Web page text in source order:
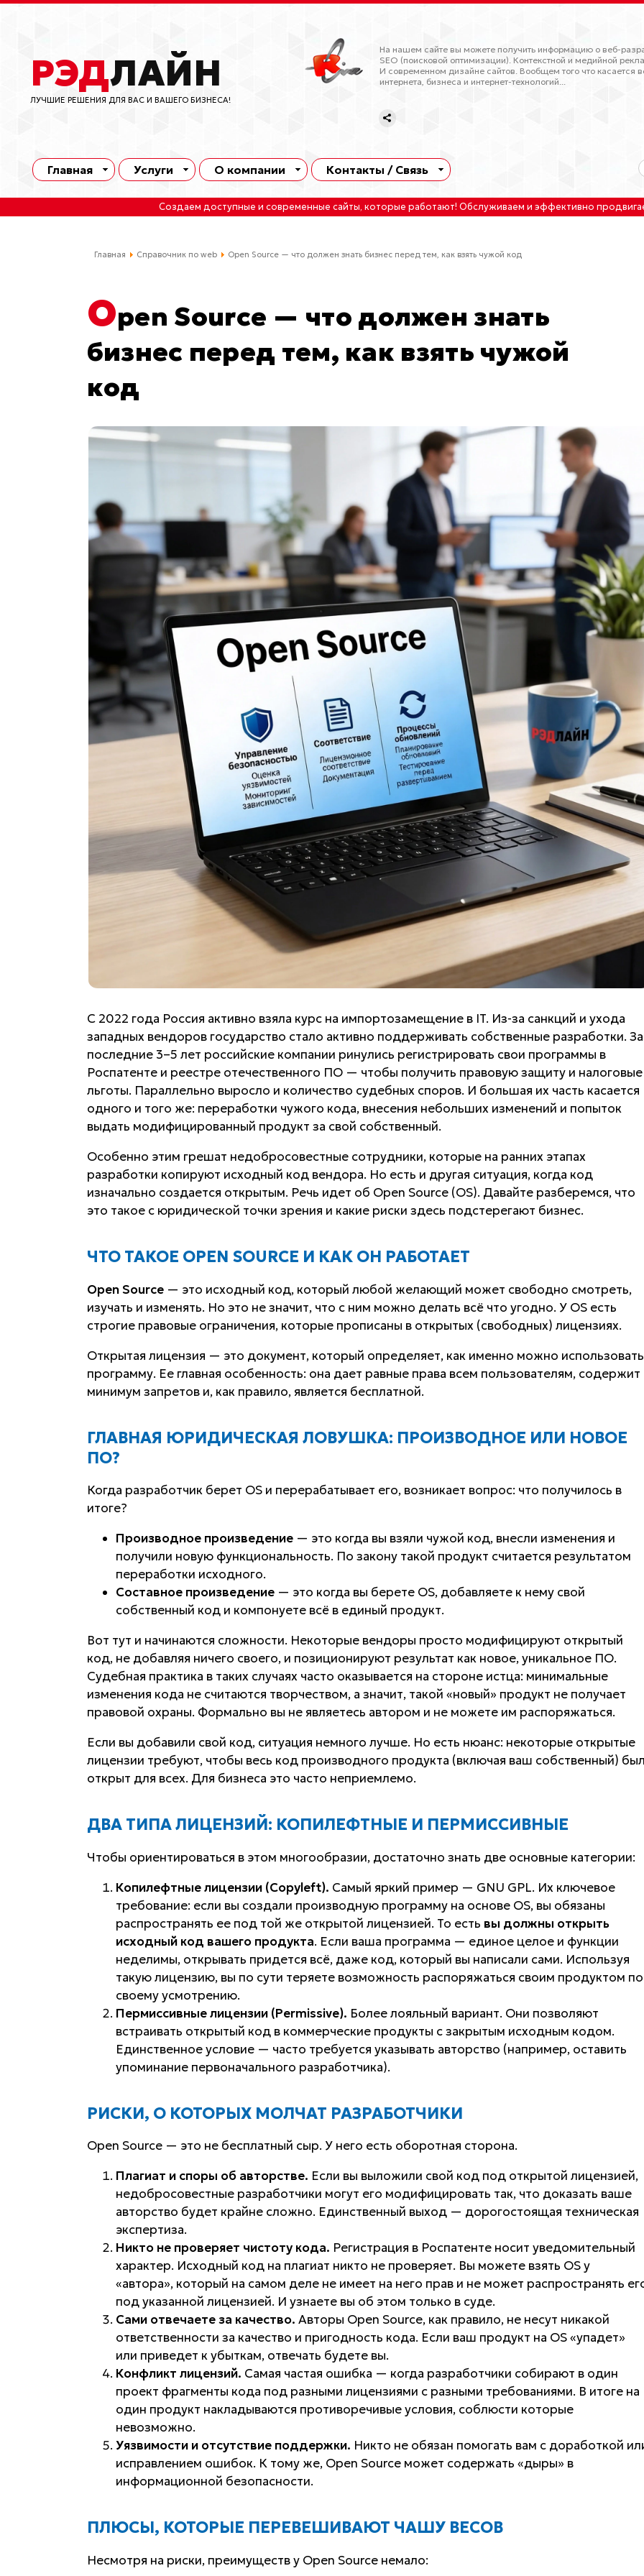
РЭДЛАЙН
ЛУЧШИЕ РЕШЕНИЯ ДЛЯ ВАС И ВАШЕГО БИЗНЕСА!
На нашем сайте вы можете получить информацию о веб-
SEO (поисковой оптимизации). Контекстной и медийной
И современном дизайне сайтов. Вообщем того что касается
интернета, бизнеса и интернет-технологий...
Главная Услуги О компании Контакты / Связь
Создаем доступные и современные сайты, которые работают! Обслуживаем и эффективно
Главная Справочник по web Open Source — что должен знать бизнес перед тем, как взять чужой код
Open Source — что должен знать
бизнес перед тем, как взять чужой
код
С 2022 года Россия активно взяла курс на импортозамещение в IT. Из-за санкций и ухода
западных вендоров государство стало активно поддерживать собственные разработки. За
последние 3–5 лет российские компании ринулись регистрировать свои программы в
Роспатенте и реестре отечественного ПО — чтобы получить правовую защиту и налоговые
льготы. Параллельно выросло и количество судебных споров. И большая их часть касается
одного и того же: переработки чужого кода, внесения небольших изменений и попыток
выдать модифицированный продукт за свой собственный.
Особенно этим грешат недобросовестные сотрудники, которые на ранних этапах
разработки копируют исходный код вендора. Но есть и другая ситуация, когда код
изначально создается открытым. Речь идет об Open Source (OS). Давайте разберемся, что
это такое с юридической точки зрения и какие риски здесь подстерегают бизнес.
ЧТО ТАКОЕ OPEN SOURCE И КАК ОН РАБОТАЕТ
Open Source— это исходный код, который любой желающий может свободно смотреть,
изучать и изменять. Но это не значит, что с ним можно делать всё что угодно. У OS есть
строгие правовые ограничения, которые прописаны в открытых (свободных) лицензиях.
Открытая лицензия — это документ, который определяет, как именно можно использовать
программу. Ее главная особенность: она дает равные права всем пользователям, содержит
минимум запретов и, как правило, является бесплатной.
ГЛАВНАЯ ЮРИДИЧЕСКАЯ ЛОВУШКА: ПРОИЗВОДНОЕ ИЛИ НОВОЕ
ПО?
Когда разработчик берет OS и перерабатывает его, возникает вопрос: что получилось в
итоге?
Производное произведение— это когда вы взяли чужой код, внесли изменения и
получили новую функциональность. По закону такой продукт считается результатом
переработки исходного.
Составное произведение— это когда вы берете OS, добавляете к нему свой
собственный код и компонуете всё в единый продукт.
Вот тут и начинаются сложности. Некоторые вендоры просто модифицируют открытый
код, не добавляя ничего своего, и позиционируют результат как новое, уникальное ПО.
Судебная практика в таких случаях часто оказывается на стороне истца: минимальные
изменения кода не считаются творчеством, а значит, такой «новый» продукт не получает
правовой охраны. Формально вы не являетесь автором и не можете им распоряжаться.
Если вы добавили свой код, ситуация немного лучше. Но есть нюанс: некоторые открытые
лицензии требуют, чтобы весь код производного продукта (включая ваш собственный)
открыт для всех. Для бизнеса это часто неприемлемо.
ДВА ТИПА ЛИЦЕНЗИЙ: КОПИЛЕФТНЫЕ И ПЕРМИССИВНЫЕ
Чтобы ориентироваться в этом многообразии, достаточно знать две основные категории:
Копилефтные лицензии (Copyleft). Самый яркий пример — GNU GPL. Их ключевое
требование: если вы создали производную программу на основе OS, вы обязаны
распространять ее под той же открытой лицензией. То есть вы должны открыть
исходный код вашего продукта. Если ваша программа — единое целое и функции
неделимы, открывать придется всё, даже код, который вы написали сами. Используя
такую лицензию, вы по сути теряете возможность распоряжаться своим продуктом по
своему усмотрению.
Пермиссивные лицензии (Permissive). Более лояльный вариант. Они позволяют
встраивать открытый код в коммерческие продукты с закрытым исходным кодом.
Единственное условие — часто требуется указывать авторство (например, оставить
упоминание первоначального разработчика).
РИСКИ, О КОТОРЫХ МОЛЧАТ РАЗРАБОТЧИКИ
Open Source — это не бесплатный сыр. У него есть оборотная сторона.
Плагиат и споры об авторстве. Если вы выложили свой код под открытой лицензией,
недобросовестные разработчики могут его модифицировать так, что доказать ваше
авторство будет крайне сложно. Единственный выход — дорогостоящая техническая
экспертиза.
Никто не проверяет чистоту кода. Регистрация в Роспатенте носит уведомительный
характер. Исходный код на плагиат никто не проверяет. Вы можете взять OS у
«автора», который на самом деле не имеет на него прав и не может распространять
под указанной лицензией. И узнаете вы об этом только в суде.
Сами отвечаете за качество. Авторы Open Source, как правило, не несут никакой
ответственности за качество и пригодность кода. Если ваш продукт на OS «упадет»
или приведет к убыткам, отвечать будете вы.
Конфликт лицензий. Самая частая ошибка — когда разработчики собирают в один
проект фрагменты кода под разными лицензиями с разными требованиями. В итоге на
один продукт накладываются противоречивые условия, соблюсти которые
невозможно.
Уязвимости и отсутствие поддержки. Никто не обязан помогать вам с доработкой
исправлением ошибок. К тому же, Open Source может содержать «дыры» в
информационной безопасности.
ПЛЮСЫ, КОТОРЫЕ ПЕРЕВЕШИВАЮТ ЧАШУ ВЕСОВ
Несмотря на риски, преимуществ у Open Source немало: